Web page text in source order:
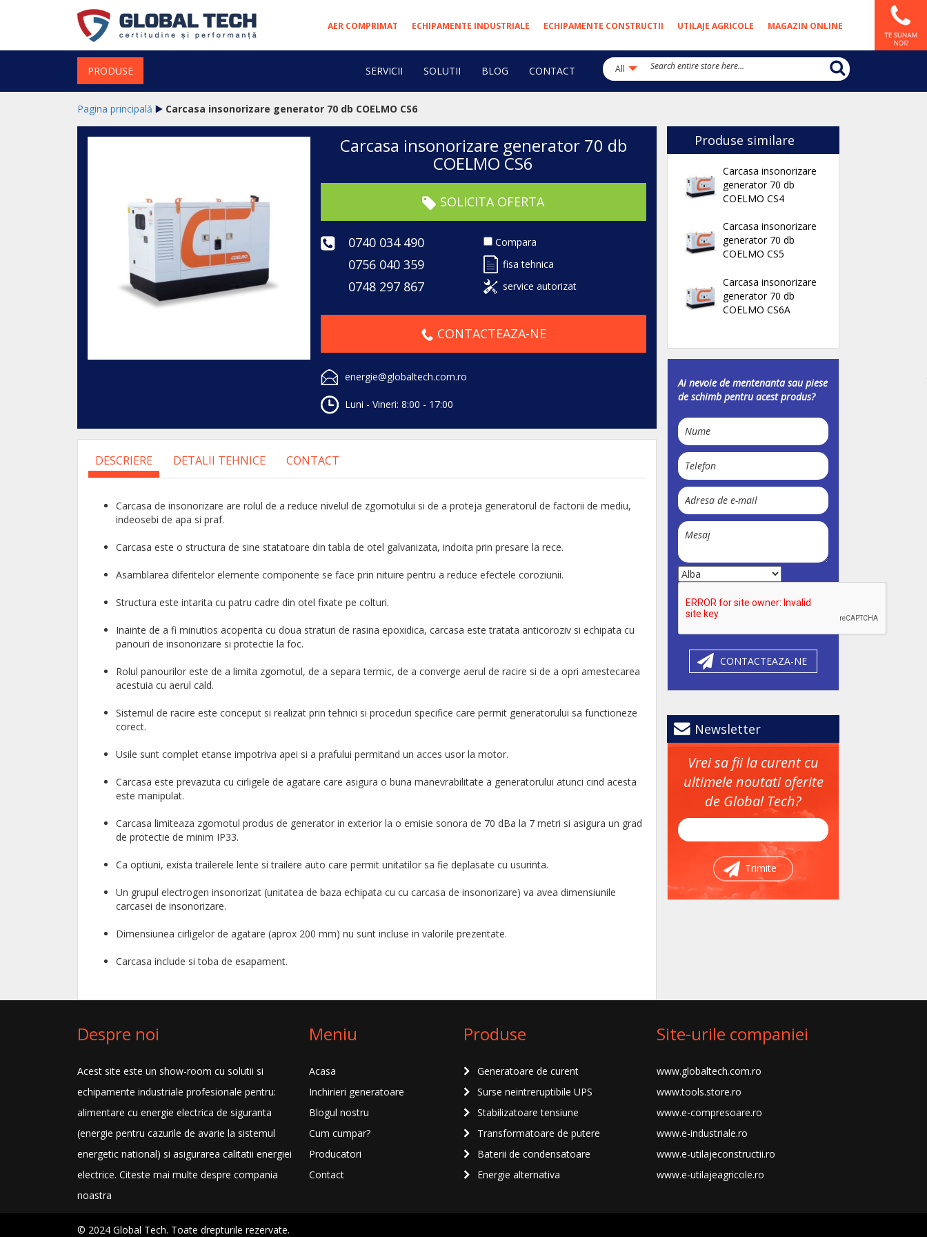
AER COMPRIMAT ECHIPAMENTE INDUSTRIALE ECHIPAMENTE CONSTRUCTII UTILAJE AGRICOLE MAGAZIN ONLINE
PRODUSE SERVICII SOLUTII BLOG CONTACT All
Pagina principală Carcasa insonorizare generator 70 db COELMO CS6
Carcasa insonorizare generator 70 db
COELMO CS6
SOLICITA OFERTA
0740 034 490
0756 040 359
0748 297 867
Compara
fisa tehnica
service autorizat
CONTACTEAZA-NE
energie@globaltech.com.ro
Luni - Vineri: 8:00 - 17:00
DESCRIERE DETALII TEHNICE CONTACT
Carcasa de insonorizare are rolul de a reduce nivelul de zgomotului si de a proteja generatorul de factorii de mediu,
indeosebi de apa si praf.
Carcasa este o structura de sine statatoare din tabla de otel galvanizata, indoita prin presare la rece.
Asamblarea diferitelor elemente componente se face prin nituire pentru a reduce efectele coroziunii.
Structura este intarita cu patru cadre din otel fixate pe colturi.
Inainte de a fi minutios acoperita cu doua straturi de rasina epoxidica, carcasa este tratata anticoroziv si echipata cu
panouri de insonorizare si protectie la foc.
Rolul panourilor este de a limita zgomotul, de a separa termic, de a converge aerul de racire si de a opri amestecarea
acestuia cu aerul cald.
Sistemul de racire este conceput si realizat prin tehnici si proceduri specifice care permit generatorului sa functioneze
corect.
Usile sunt complet etanse impotriva apei si a prafului permitand un acces usor la motor.
Carcasa este prevazuta cu cirligele de agatare care asigura o buna manevrabilitate a generatorului atunci cind acesta
este manipulat.
Carcasa limiteaza zgomotul produs de generator in exterior la o emisie sonora de 70 dBa la 7 metri si asigura un grad
de protectie de minim IP33.
Ca optiuni, exista trailerele lente si trailere auto care permit unitatilor sa fie deplasate cu usurinta.
Un grupul electrogen insonorizat (unitatea de baza echipata cu cu carcasa de insonorizare) va avea dimensiunile
carcasei de insonorizare.
Dimensiunea cirligelor de agatare (aprox 200 mm) nu sunt incluse in valorile prezentate.
Carcasa include si toba de esapament.
Produse similare
Carcasa insonorizare
generator 70 db
COELMO CS4
Carcasa insonorizare
generator 70 db
COELMO CS5
Carcasa insonorizare
generator 70 db
COELMO CS6A
Ai nevoie de mentenanta sau piese
de schimb pentru acest produs?
CONTACTEAZA-NE
Newsletter
Vrei sa fii la curent cu
ultimele noutati oferite
de Global Tech?
Trimite
Despre noi
Acest site este un show-room cu solutii si
echipamente industriale profesionale pentru:
alimentare cu energie electrica de siguranta
(energie pentru cazurile de avarie la sistemul
energetic national) si asigurarea calitatii energiei
electrice. Citeste mai multe despre compania
noastra
Meniu
Acasa
Inchirieri generatoare
Blogul nostru
Cum cumpar?
Producatori
Contact
Produse
Generatoare de curent
Surse neintreruptibile UPS
Stabilizatoare tensiune
Transformatoare de putere
Baterii de condensatoare
Energie alternativa
Site-urile companiei
www.globaltech.com.ro
www.tools.store.ro
www.e-compresoare.ro
www.e-industriale.ro
www.e-utilajeconstructii.ro
www.e-utilajeagricole.ro
© 2024 Global Tech. Toate drepturile rezervate.